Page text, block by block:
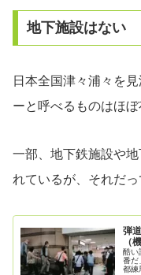
地下施設はない
日本全国津々浦々を
ーと呼べるものはほぼ
一部、地下鉄施設や
れているが、それだっ
弾
（
酷い
番だ
都練